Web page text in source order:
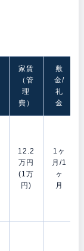
家賃
（管
理
費）
敷
金/
礼
金
12.2
万円
(1万
円)
1ヶ
月/1
ヶ
月